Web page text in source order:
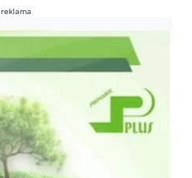
reklama